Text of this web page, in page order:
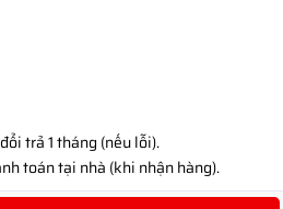
trả 1 tháng (nếu lỗi).
toán tại nhà (khi nhận hàng).